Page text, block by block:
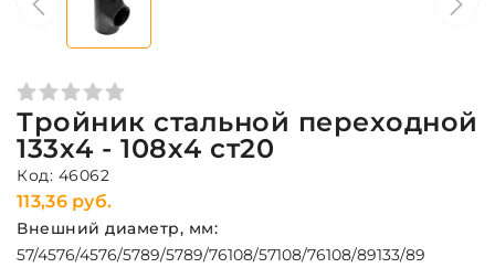
Тройник стальной переходной
133х4 - 108х4 ст20
Код: 46062
113,36 руб.
Внешний диаметр, мм:
57/4576/4576/5789/5789/76108/57108/76108/89133/89